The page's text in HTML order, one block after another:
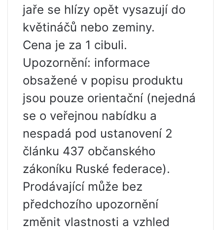
jaře se hlízy opět vysazují do
květináčů nebo zeminy.
Cena je za 1 cibuli.
Upozornění: informace
obsažené v popisu produktu
jsou pouze orientační (nejedná
se o veřejnou nabídku a
nespadá pod ustanovení 2
článku 437 občanského
zákoníku Ruské federace).
Prodávající může bez
předchozího upozornění
změnit vlastnosti a vzhled